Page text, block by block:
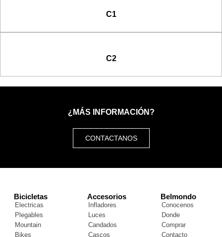
C1
C2
¿MÁS INFORMACIÓN?
CONTACTANOS
Bicicletas
Electricas
Plegables
Mountain
Bikes
Accesorios
Infladores
Luces
Candados
Cascos
Belmondo
Conocenos
Donde
Comprar
Contacto